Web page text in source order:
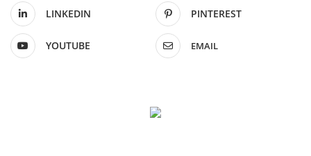
LINKEDIN PINTEREST
YOUTUBE EMAIL